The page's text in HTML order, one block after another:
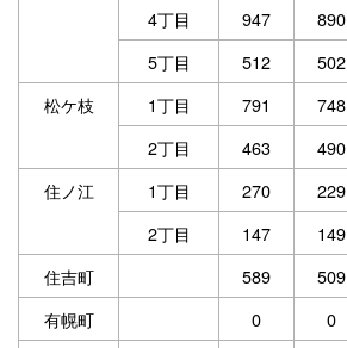
4丁目
947 890
5丁目
512 502
松ケ枝
1丁目 791 748
2丁目
463 490
住ノ江
1丁目 270 229
2丁目
147 149
住吉町
589 509
有幌町
0 0